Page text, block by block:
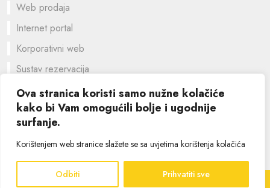
Ova stranica koristi samo nužne kolačiće
kako bi Vam omogućili bolje i ugodnije
surfanje.
Korištenjem web stranice slažete se sa uvjetima korištenja kolačića
Odbiti Prihvatiti sve
Web prodaja
Internet portal
Korporativni web
Sustav rezervacija
Prilagođeno rješenje
Grafički dizajn